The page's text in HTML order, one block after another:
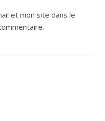
et mon site dans le